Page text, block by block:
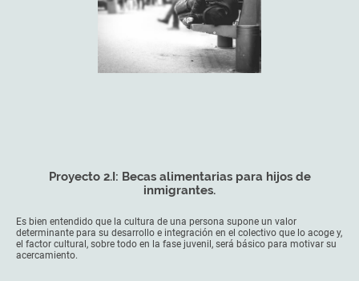
Proyecto 2.I: Becas alimentarias para hijos de
inmigrantes.
Es bien entendido que la cultura de una persona supone un valor
determinante para su desarrollo e integración en el colectivo que lo acoge y,
el factor cultural, sobre todo en la fase juvenil, será básico para motivar su
acercamiento.